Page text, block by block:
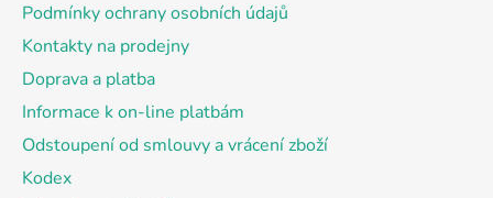
Podmínky ochrany osobních údajů
Kontakty na prodejny
Doprava a platba
Informace k on-line platbám
Odstoupení od smlouvy a vrácení zboží
Kodex